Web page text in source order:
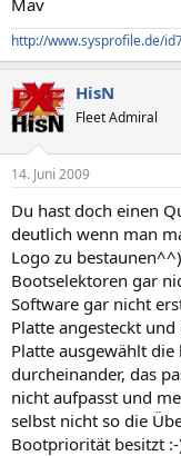
http://www.sysprofile.de/
HisN
Fleet Admiral
14. Juni 2009
Du hast doch einen
deutlich wenn man
Logo zu
Bootselektoren gar
Software gar nicht
Platte angesteckt
Platte ausgewählt
durcheinander, das
nicht aufpasst und
selbst nicht so die
Bootpriorität besitzt :-